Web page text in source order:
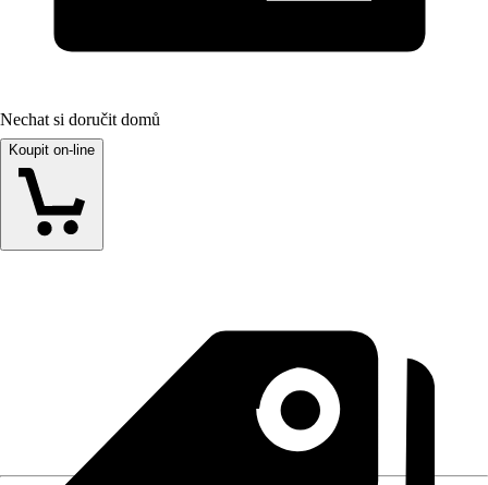
Nechat si doručit domů
Koupit on-line